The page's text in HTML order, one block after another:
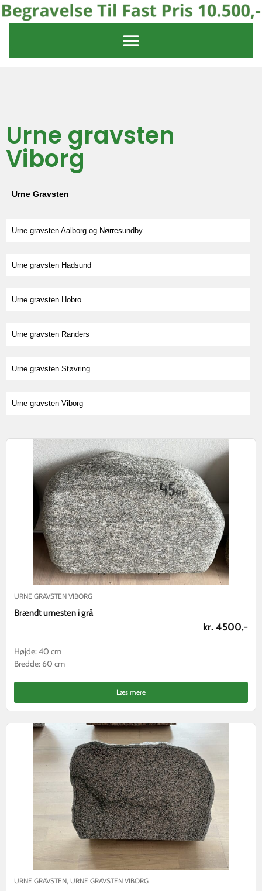
Urne gravsten
Viborg
Urne Gravsten
Urne gravsten Aalborg og Nørresundby
Urne gravsten Hadsund
Urne gravsten Hobro
Urne gravsten Randers
Urne gravsten Støvring
Urne gravsten Viborg
URNE GRAVSTEN VIBORG
Brændt urnesten i grå
kr. 4500,-
Højde: 40 cm
Bredde: 60 cm
Læs mere
URNE GRAVSTEN, URNE GRAVSTEN VIBORG